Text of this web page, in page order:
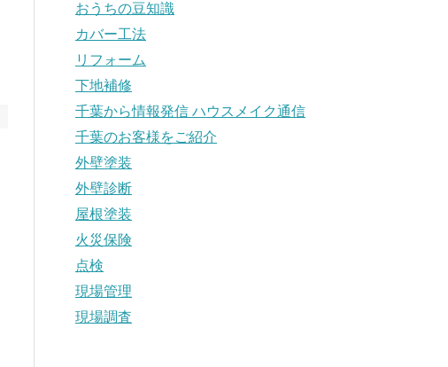
おうちの豆知識
カバー工法
リフォーム
下地補修
千葉から情報発信 ハウスメイク通信
千葉のお客様をご紹介
外壁塗装
外壁診断
屋根塗装
火災保険
点検
現場管理
現場調査